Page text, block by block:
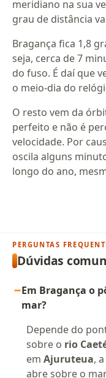
meridiano na sua
grau de distância
Bragança fica 1,8
seja, cerca de 7
do fuso. É daí que
o meio-dia do
O resto vem da
perfeito e não é
velocidade. Por
oscila alguns
longo do ano,
PERGUNTAS
Dúvidas
Em Bragança o
mar?
Depende do
sobre o rio
em Ajuruteua,
abre sobre o